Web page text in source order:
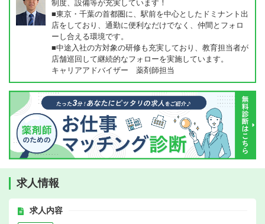
制度、設備等が充実しています！
■東京・千葉の首都圏に、駅前を中心としたドミナント出
店をしており、通勤に便利なだけでなく、仲間とフォロ
ーし合える環境です。
■中途入社の方対象の研修も充実しており、教育担当者が
店舗巡回して継続的なフォローを実施しています。
キャリアアドバイザー 薬剤師担当
求人情報
求人内容